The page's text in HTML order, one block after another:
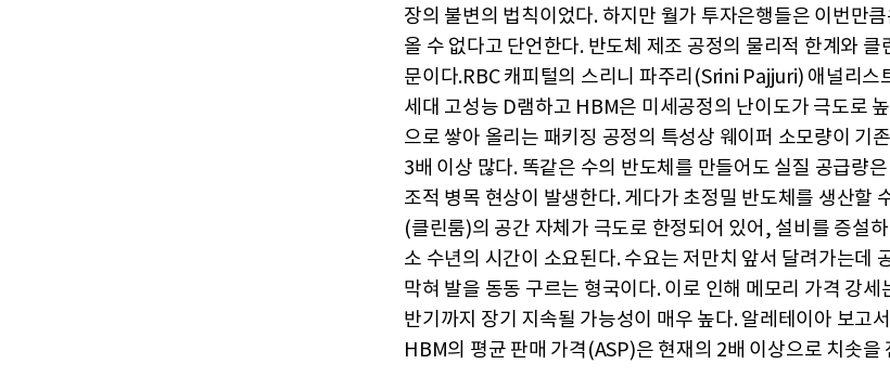
장의 불변의 법칙이었다. 하지만 월가 투자은행들은 이번만
올 수 없다고 단언한다. 반도체 제조 공정의 물리적 한계와 클
문이다.RBC 캐피털의 스리니 파주리(Srini Pajjuri) 애널리스
세대 고성능 D램하고 HBM은 미세공정의 난이도가 극도로
으로 쌓아 올리는 패키징 공정의 특성상 웨이퍼 소모량이 기
3배 이상 많다. 똑같은 수의 반도체를 만들어도 실질 공급량
조적 병목 현상이 발생한다. 게다가 초정밀 반도체를 생산할
(클린룸)의 공간 자체가 극도로 한정되어 있어, 설비를 증설
소 수년의 시간이 소요된다. 수요는 저만치 앞서 달려가는데
막혀 발을 동동 구르는 형국이다. 이로 인해 메모리 가격 강
반기까지 장기 지속될 가능성이 매우 높다. 알레테이아 보고
HBM의 평균 판매 가격(ASP)은 현재의 2배 이상으로 치솟을